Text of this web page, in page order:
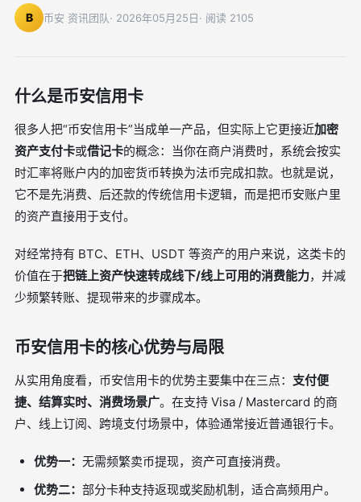
B 币安 资讯团队· 2026年05月25日· 阅读 2105
什么是币安信用卡
很多人把“币安信用卡”当成单一产品，但实际上它更接近加密
资产支付卡或借记卡的概念：当你在商户消费时，系统会按实
时汇率将账户内的加密货币转换为法币完成扣款。也就是说，
它不是先消费、后还款的传统信用卡逻辑，而是把币安账户里
的资产直接用于支付。
对经常持有 BTC、ETH、USDT 等资产的用户来说，这类卡的
价值在于把链上资产快速转成线下/线上可用的消费能力，并减
少频繁转账、提现带来的步骤成本。
币安信用卡的核心优势与局限
从实用角度看，币安信用卡的优势主要集中在三点： 支付便
捷、结算实时、消费场景广。在支持 Visa / Mastercard 的商
户、线上订阅、跨境支付场景中，体验通常接近普通银行卡。
优势一： 无需频繁卖币提现，资产可直接消费。
优势二： 部分卡种支持返现或奖励机制，适合高频用户。